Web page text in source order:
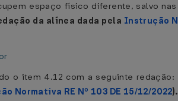
espaço físico diferente, salvo
da alínea dada pela Instrução
o item 4.12 com a seguinte redação:
Normativa RE Nº 103 DE 15/12/2022).